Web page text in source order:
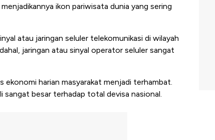
ikon pariwisata dunia yang sering
atau jaringan seluler telekomunikasi di wilayah
jaringan atau sinyal operator seluler sangat
ekonomi harian masyarakat menjadi terhambat.
sangat besar terhadap total devisa nasional.